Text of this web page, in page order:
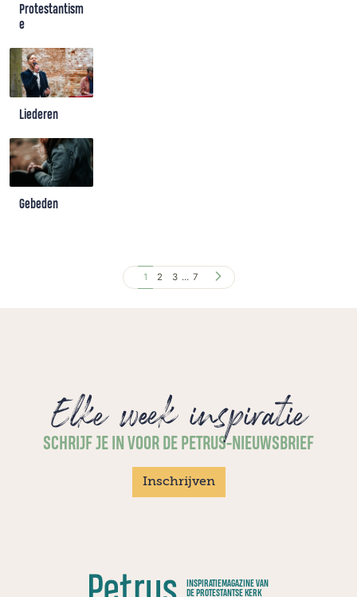
Protestantism
e
Liederen
Gebeden
1 2 3 ... 7
Elke week inspiratie
SCHRIJF JE IN VOOR DE PETRUS-NIEUWSBRIEF
Inschrijven
INSPIRATIEMAGAZINE VAN
DE PROTESTANTSE KERK